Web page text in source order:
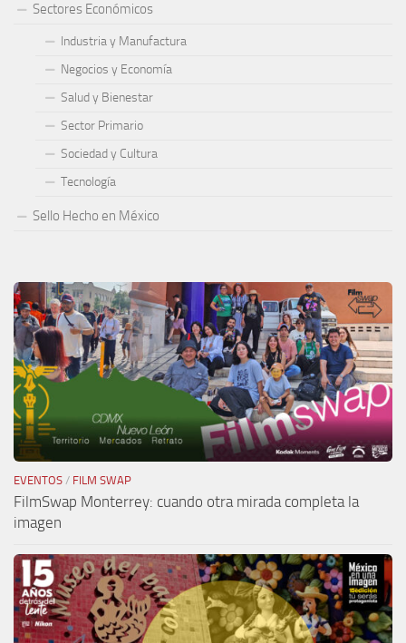
Sectores Económicos
Industria y Manufactura
Negocios y Economía
Salud y Bienestar
Sector Primario
Sociedad y Cultura
Tecnología
Sello Hecho en México
EVENTOS / FILM SWAP
FilmSwap Monterrey: cuando otra mirada completa la
imagen